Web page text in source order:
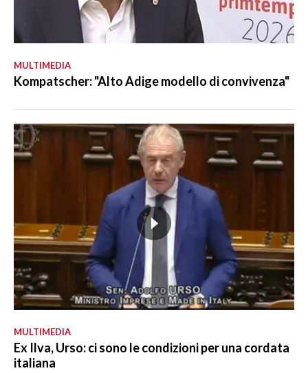
MULTIMEDIA
Kompatscher: "Alto Adige modello di convivenza"
MULTIMEDIA
Ex Ilva, Urso: ci sono le condizioni per una cordata
italiana